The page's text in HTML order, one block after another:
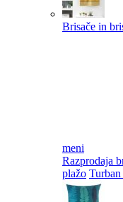
Brisače in
meni
Razprodaja
plažo Turban